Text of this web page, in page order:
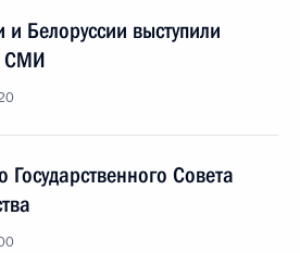
Белоруссии выступили
СМИ
Совета